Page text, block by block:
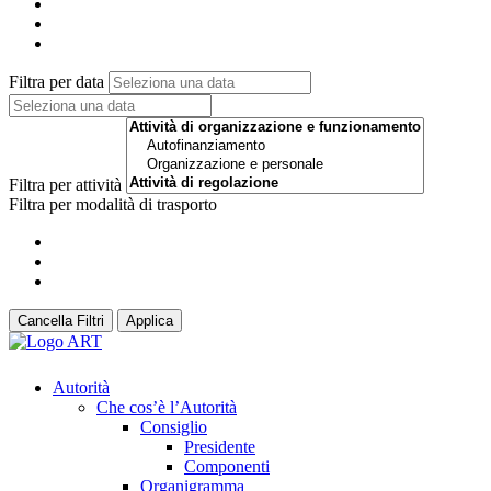
Filtra per data
Filtra per attività
Filtra per modalità di trasporto
Cancella Filtri Applica
Autorità
Che cos’è l’Autorità
Consiglio
Presidente
Componenti
Organigramma